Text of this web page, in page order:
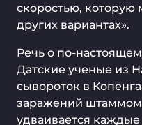
скоростью,
других вариантах».
Речь о по-
Датские ученые из
сывороток в
заражений штаммом
удваивается